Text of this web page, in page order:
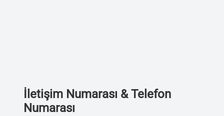
İletişim Numarası & Telefon
Numarası